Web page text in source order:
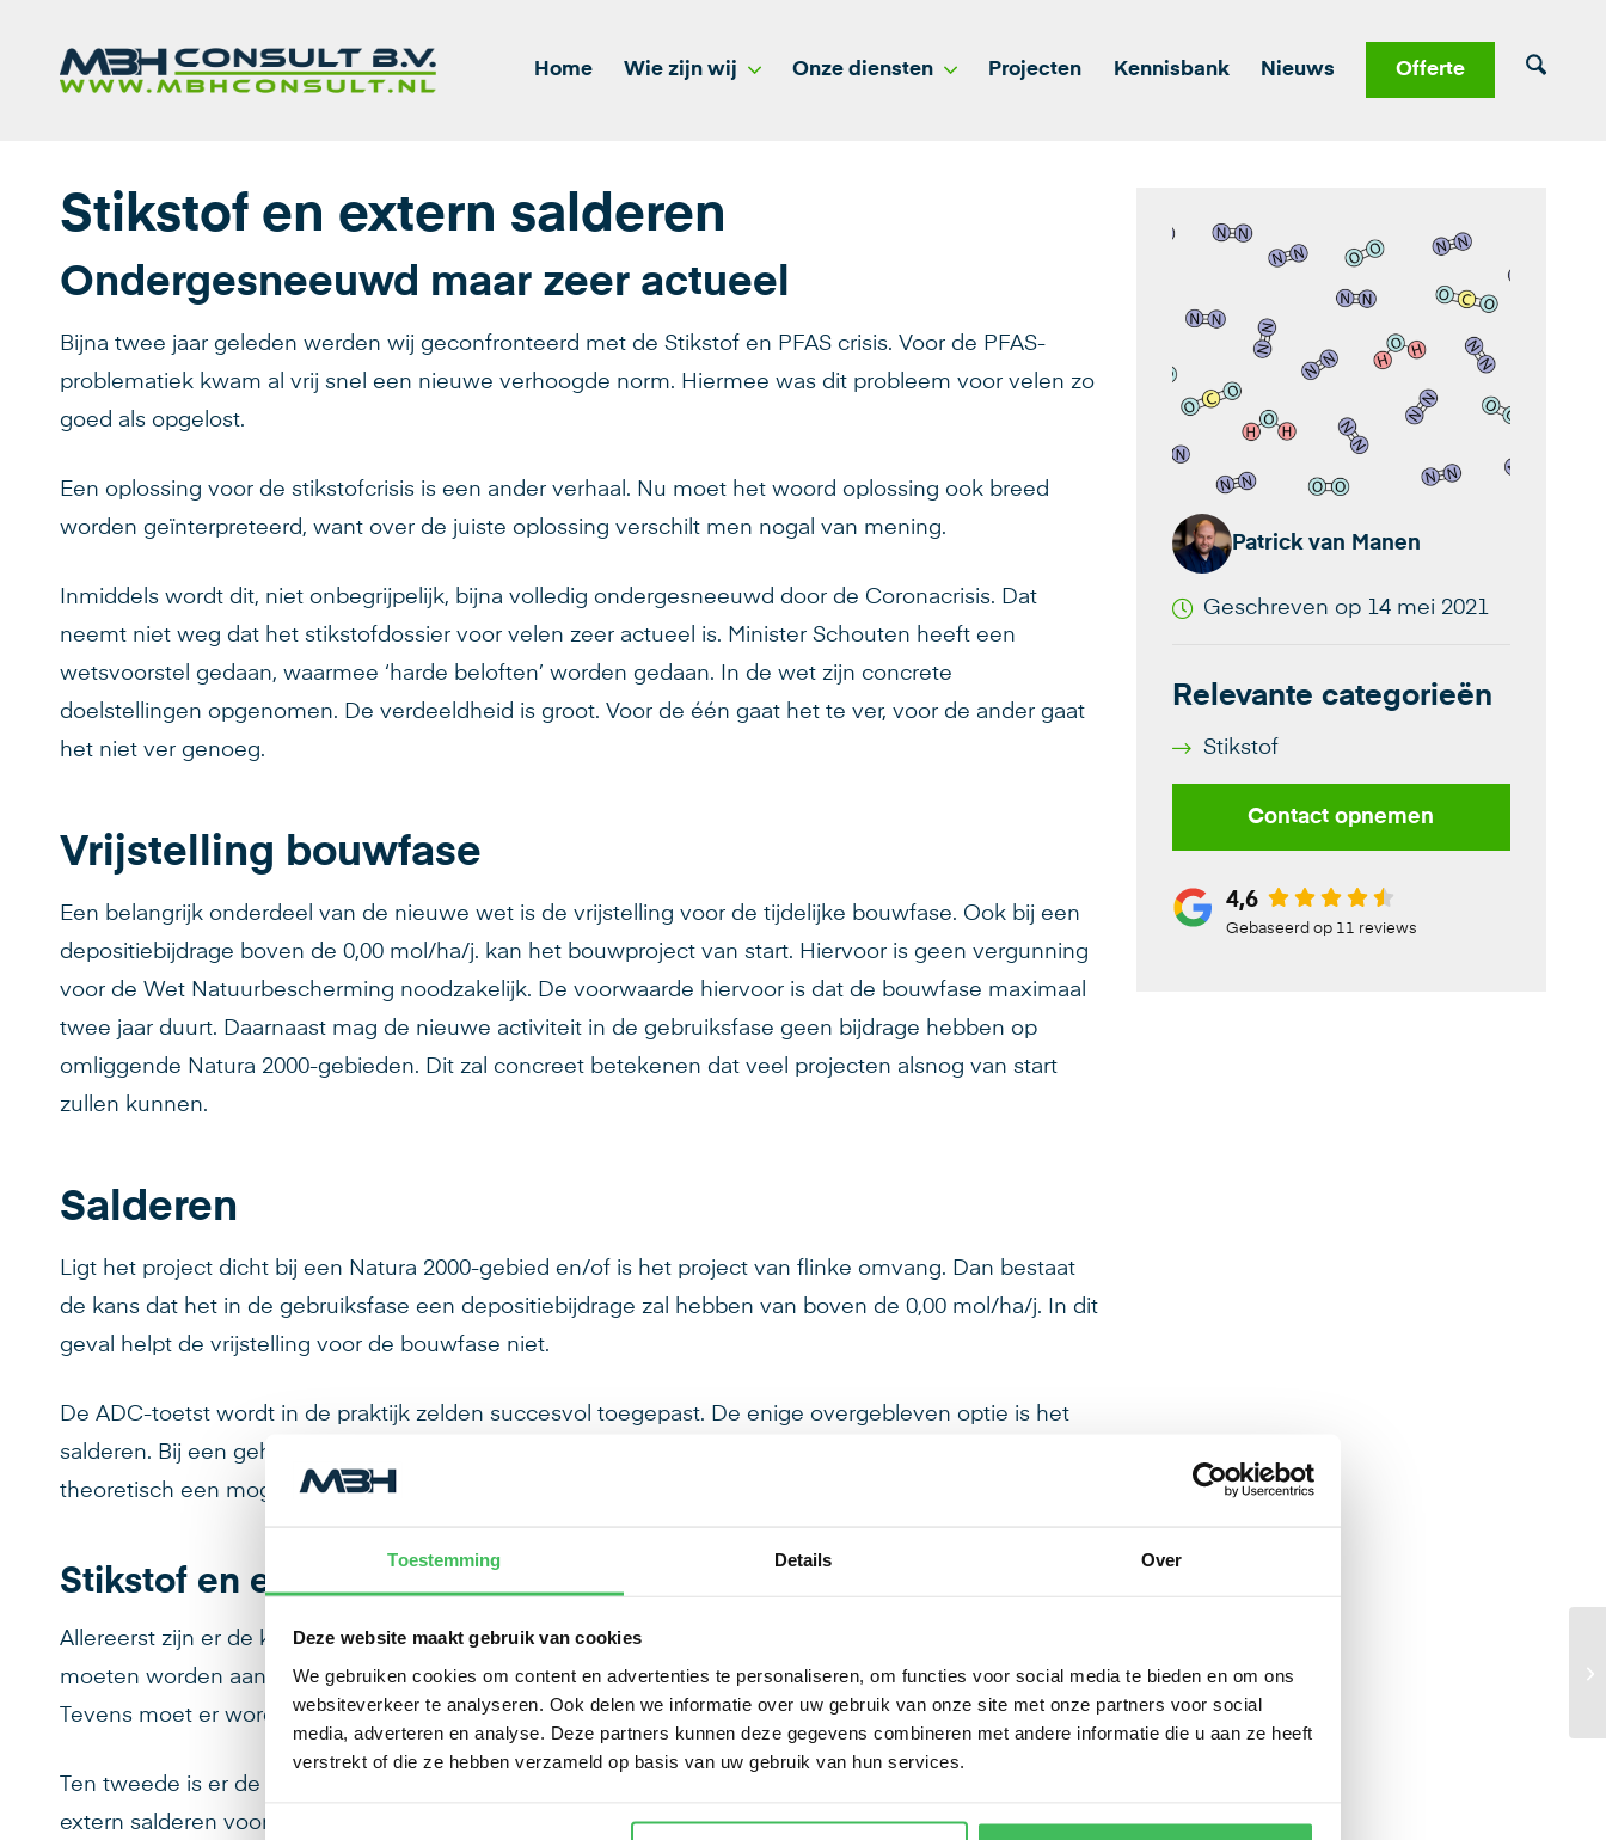
Toestemming Details Over
Deze website maakt gebruik van cookies
We gebruiken cookies om content en advertenties te personaliseren, om functies voor social media te bieden en om ons
websiteverkeer te analyseren. Ook delen we informatie over uw gebruik van onze site met onze partners voor social
media, adverteren en analyse. Deze partners kunnen deze gegevens combineren met andere informatie die u aan ze heeft
verstrekt of die ze hebben verzameld op basis van uw gebruik van hun services.
Home Wie zijn wij Onze diensten Projecten Kennisbank Nieuws Offerte
Stikstof en extern salderen
Ondergesneeuwd maar zeer actueel
Bijna twee jaar geleden werden wij geconfronteerd met de Stikstof en PFAS crisis. Voor de PFAS-
problematiek kwam al vrij snel een nieuwe verhoogde norm. Hiermee was dit probleem voor velen zo
goed als opgelost.
Een oplossing voor de stikstofcrisis is een ander verhaal. Nu moet het woord oplossing ook breed
worden geïnterpreteerd, want over de juiste oplossing verschilt men nogal van mening.
Inmiddels wordt dit, niet onbegrijpelijk, bijna volledig ondergesneeuwd door de Coronacrisis. Dat
neemt niet weg dat het stikstofdossier voor velen zeer actueel is. Minister Schouten heeft een
wetsvoorstel gedaan, waarmee ‘harde beloften’ worden gedaan. In de wet zijn concrete
doelstellingen opgenomen. De verdeeldheid is groot. Voor de één gaat het te ver, voor de ander gaat
het niet ver genoeg.
Vrijstelling bouwfase
Een belangrijk onderdeel van de nieuwe wet is de vrijstelling voor de tijdelijke bouwfase. Ook bij een
depositiebijdrage boven de 0,00 mol/ha/j. kan het bouwproject van start. Hiervoor is geen vergunning
voor de Wet Natuurbescherming noodzakelijk. De voorwaarde hiervoor is dat de bouwfase maximaal
twee jaar duurt. Daarnaast mag de nieuwe activiteit in de gebruiksfase geen bijdrage hebben op
omliggende Natura 2000-gebieden. Dit zal concreet betekenen dat veel projecten alsnog van start
zullen kunnen.
Salderen
Ligt het project dicht bij een Natura 2000-gebied en/of is het project van flinke omvang. Dan bestaat
de kans dat het in de gebruiksfase een depositiebijdrage zal hebben van boven de 0,00 mol/ha/j. In dit
geval helpt de vrijstelling voor de bouwfase niet.
De ADC-toetst wordt in de praktijk zelden succesvol toegepast. De enige overgebleven optie is het
salderen. Bij een geheel nieuwe activiteit is intern salderen niet aan de orde. Extern salderen is
theoretisch een mogelijkheid, maar dit blijkt in de praktijk zeer lastig.
Stikstof en extern salderen
Allereerst zijn er de kosten. Een bestaande activiteit, welke op dezelfde gebieden ‘neerslaat’ zal
moeten worden aangekocht én worden beëindigd. Het laat zich raden dat dit een prijzige optie is.
Tevens moet er worden geconcurreerd met de opkoopregeling voor piekbelasters.
Ten tweede is er de terughoudendheid van de provincies. De provincie Gelderland bijvoorbeeld, staat
extern salderen vooralsnog niet toe. Andere provincies staan alleen het verleasen van stikstof toe. Dit
Patrick van Manen
Geschreven op 14 mei 2021
Relevante categorieën
Stikstof
Contact opnemen
4,6
Gebaseerd op 11 reviews